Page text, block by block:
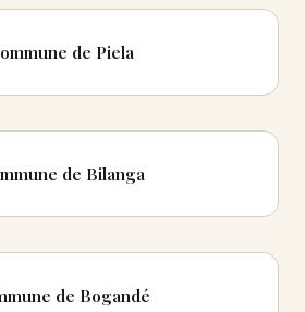
de Piela
de Bilanga
de Bogandé